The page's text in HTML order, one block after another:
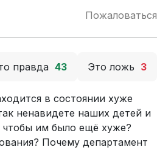
Пожаловаться
правда 43 Это ложь 3
в состоянии хуже
ненавидете наших детей и
чтобы им было ещё хуже?
Почему департамент